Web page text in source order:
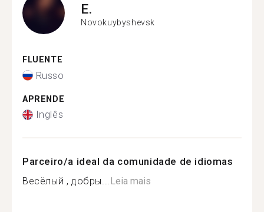
E.
Novokuybyshevsk
FLUENTE
Russo
APRENDE
Inglês
Parceiro/a ideal da comunidade de idiomas
Весёлый , добры...Leia mais